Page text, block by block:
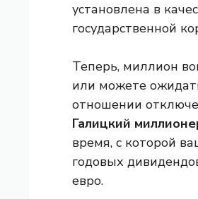
установлена ​​в
государственной
Теперь, миллион
или можете
отношении
Галицкий
время, с которой
годовых
евро.